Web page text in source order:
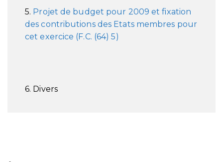
5. Projet de budget pour 2009 et fixation
des contributions des Etats membres pour
cet exercice (F.C. (64) 5)
6. Divers